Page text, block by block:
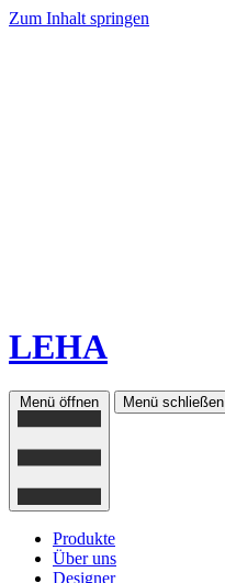
Zum Inhalt springen
LEHA
Menü öffnen Menü schließen
Produkte
Über uns
Designer